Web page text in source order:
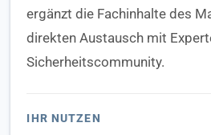
ergänzt die Fachinhalte des
direkten Austausch mit
Sicherheitscommunity.
IHR NUTZEN